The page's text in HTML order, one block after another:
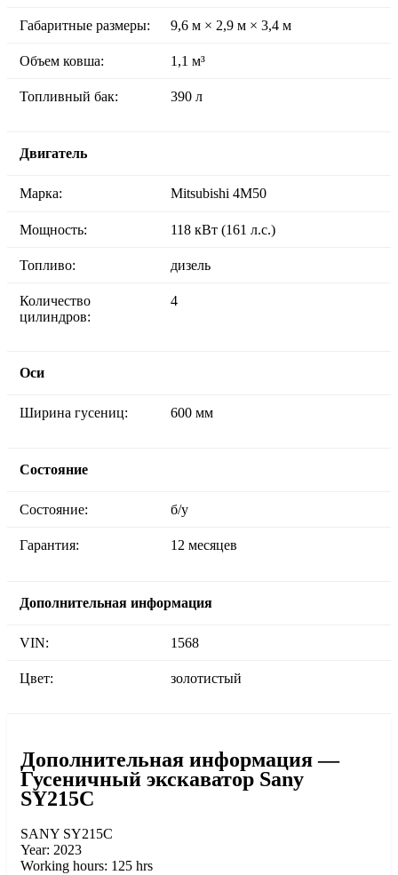
Габаритные размеры: 9,6 м × 2,9 м × 3,4 м
Объем ковша: 1,1 м³
Топливный бак: 390 л
Двигатель
Марка: Mitsubishi 4M50
Мощность: 118 кВт (161 л.с.)
Топливо: дизель
Количество
цилиндров:
4
Оси
Ширина гусениц: 600 мм
Состояние
Состояние: б/у
Гарантия: 12 месяцев
Дополнительная информация
VIN: 1568
Цвет: золотистый
Дополнительная информация —
Гусеничный экскаватор Sany
SY215C
SANY SY215C
Year: 2023
Working hours: 125 hrs